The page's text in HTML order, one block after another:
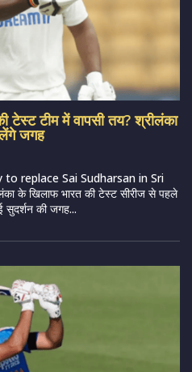
टीम में वापसी तय? श्रीलंका
लेंगे जगह
replace Sai Sudharsan in Sri
के खिलाफ भारत की टेस्ट सीरीज से पहले
की जगह...